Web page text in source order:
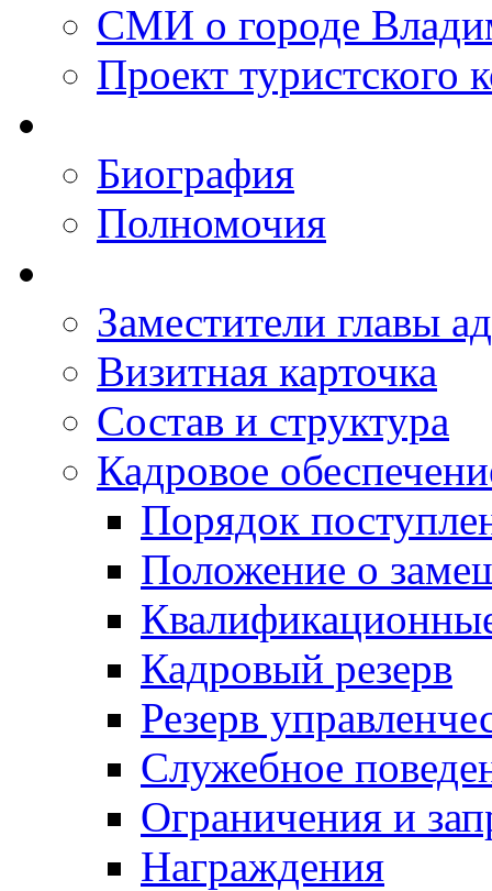
СМИ о городе
Проект туристского
Биография
Полномочия
Заместители главы
Визитная карточка
Состав и структура
Кадровое
Порядок
Положение о
Кадровый резерв
Резерв
Служебное
Ограничения и
Награждения